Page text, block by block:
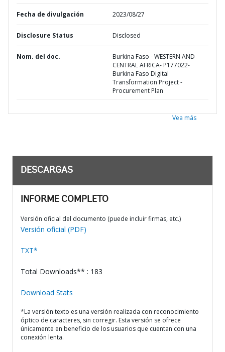
Fecha de divulgación 2023/08/27
Disclosure Status Disclosed
Nom. del doc.
Burkina Faso - WESTERN AND
CENTRAL AFRICA- P177022-
Burkina Faso Digital
Transformation Project -
Procurement Plan
Vea más
DESCARGAS
INFORME COMPLETO
Versión oficial del documento (puede incluir firmas, etc.)
Versión oficial (PDF)
TXT*
Total Downloads** : 183
Download Stats
*La versión texto es una versión realizada con reconocimiento
óptico de caracteres, sin corregir. Esta versión se ofrece
únicamente en beneficio de los usuarios que cuentan con una
conexión lenta.